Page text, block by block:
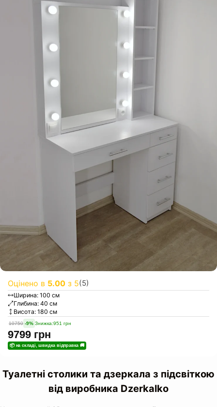
Оцінено в 5.00 з 5(5)
Ширина: 100 см
Глибина: 40 см
Висота: 180 см
10750 -9% Знижка:951 грн
9799 грн
📦 на складі, швидка відправка 🚚
Туалетні столики та дзеркала з підсвіткою
від виробника Dzerkalko